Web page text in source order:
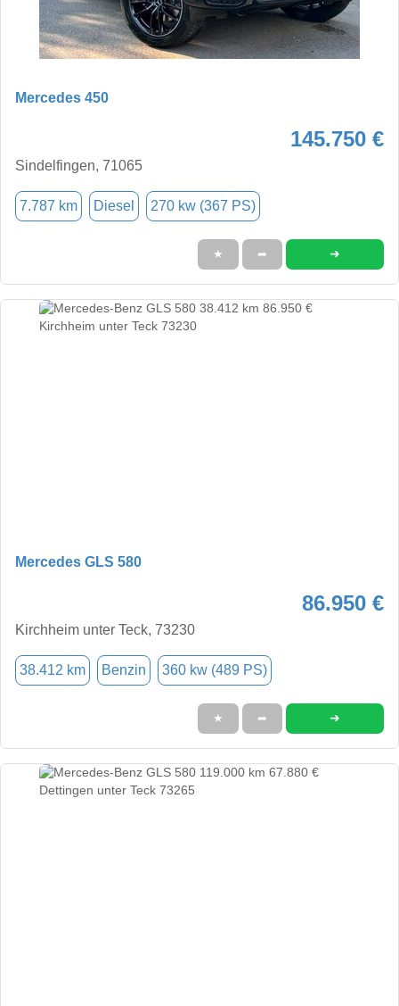
Mercedes 450
145.750 €
Sindelfingen, 71065
7.787 km Diesel 270 kw (367 PS)
★ ➦ ➜
Mercedes GLS 580
86.950 €
Kirchheim unter Teck, 73230
38.412 km Benzin 360 kw (489 PS)
★ ➦ ➜